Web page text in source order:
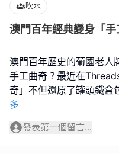
吹水
澳門百年經典變
澳門百年歷史的葡國老
手工曲奇？最近在
奇」不但還原了罐頭鐵盒
多
發表第一個留言...